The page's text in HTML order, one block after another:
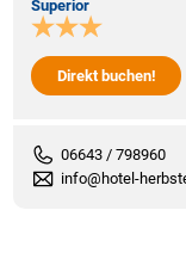
Superior
Direkt buchen!
06643 / 798960
info@hotel-